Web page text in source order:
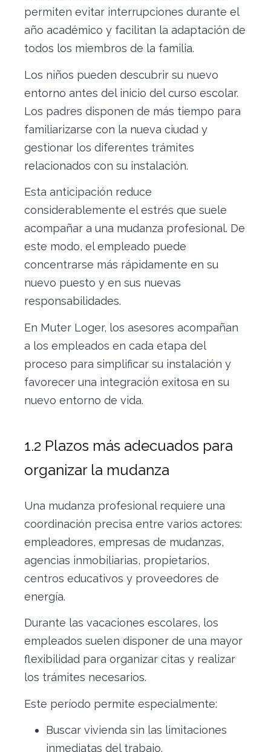
permiten evitar interrupciones durante el
año académico y facilitan la adaptación de
todos los miembros de la familia.
Los niños pueden descubrir su nuevo
entorno antes del inicio del curso escolar.
Los padres disponen de más tiempo para
familiarizarse con la nueva ciudad y
gestionar los diferentes trámites
relacionados con su instalación.
Esta anticipación reduce
considerablemente el estrés que suele
acompañar a una mudanza profesional. De
este modo, el empleado puede
concentrarse más rápidamente en su
nuevo puesto y en sus nuevas
responsabilidades.
En Muter Loger, los asesores acompañan
a los empleados en cada etapa del
proceso para simplificar su instalación y
favorecer una integración exitosa en su
nuevo entorno de vida.
1.2 Plazos más adecuados para
organizar la mudanza
Una mudanza profesional requiere una
coordinación precisa entre varios actores:
empleadores, empresas de mudanzas,
agencias inmobiliarias, propietarios,
centros educativos y proveedores de
energía.
Durante las vacaciones escolares, los
empleados suelen disponer de una mayor
flexibilidad para organizar citas y realizar
los trámites necesarios.
Este período permite especialmente:
Buscar vivienda sin las limitaciones
inmediatas del trabajo.